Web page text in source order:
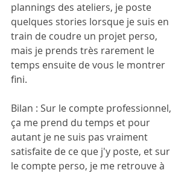
plannings des ateliers, je poste
quelques stories lorsque je suis en
train de coudre un projet perso,
mais je prends très rarement le
temps ensuite de vous le montrer
fini.
Bilan : Sur le compte professionnel,
ça me prend du temps et pour
autant je ne suis pas vraiment
satisfaite de ce que j'y poste, et sur
le compte perso, je me retrouve à